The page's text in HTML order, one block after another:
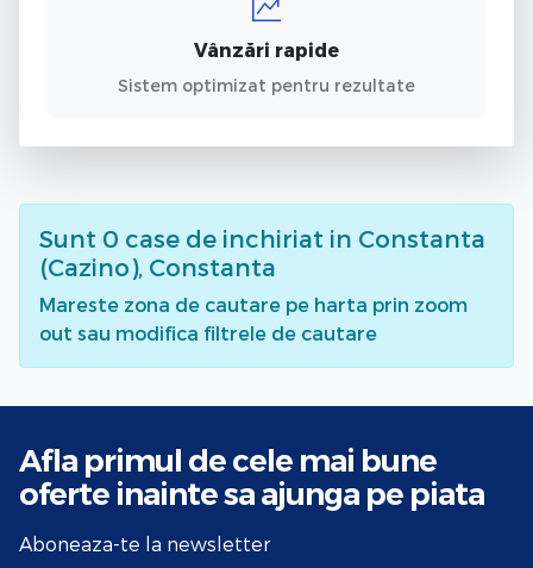
Vânzări rapide
Sistem optimizat pentru rezultate
Sunt 0 case de inchiriat in Constanta
(Cazino), Constanta
Mareste zona de cautare pe harta prin zoom
out sau modifica filtrele de cautare
Afla primul de cele mai bune
oferte inainte sa ajunga pe piata
Aboneaza-te la newsletter